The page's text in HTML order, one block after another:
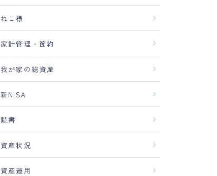
ねこ様
家計管理・節約
我が家の総資産
新NISA
読書
資産状況
資産運用